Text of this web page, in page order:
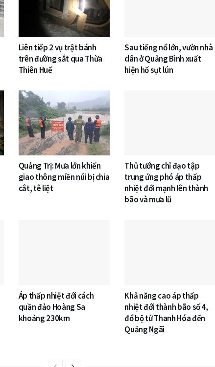
Liên tiếp 2 vụ trật bánh
trên đường sắt qua Thừa
Thiên Huế
Sau tiếng nổ lớn, vườn nhà
dân ở Quảng Bình xuất
hiện hố sụt lún
Quảng Trị: Mưa lớn khiến
giao thông miền núi bị chia
cắt, tê liệt
Thủ tướng chỉ đạo tập
trung ứng phó áp thấp
nhiệt đới mạnh lên thành
bão và mưa lũ
Áp thấp nhiệt đới cách
quần đảo Hoàng Sa
khoảng 230km
Khả năng cao áp thấp
nhiệt đới thành bão số 4,
đổ bộ từ Thanh Hóa đến
Quảng Ngãi